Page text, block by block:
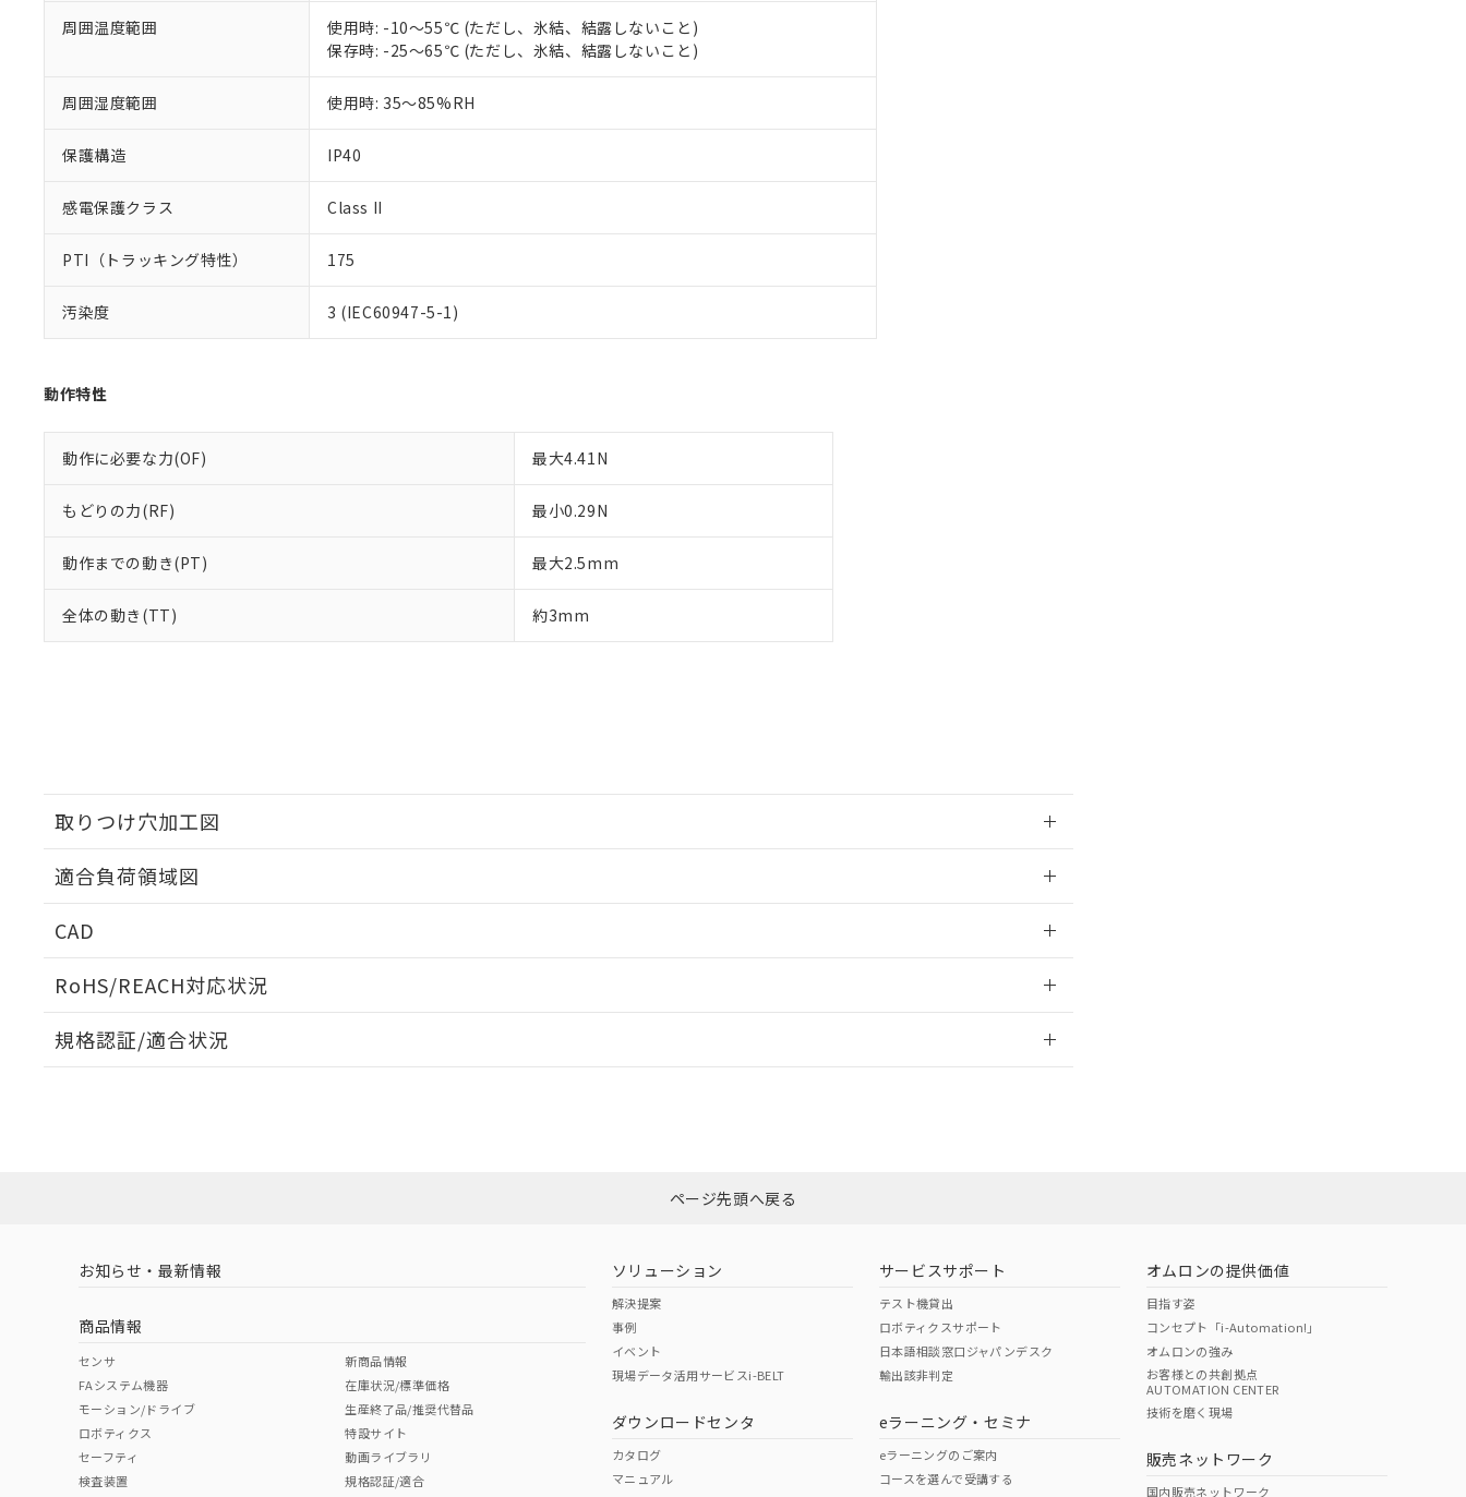
周囲温度範囲
使用時: -10～55℃ (ただし、氷結、結露しないこと)
保存時: -25～65℃ (ただし、氷結、結露しないこと)
周囲湿度範囲 使用時: 35～85%RH
保護構造 IP40
感電保護クラス Class II
PTI（トラッキング特性） 175
汚染度 3 (IEC60947-5-1)
動作特性
動作に必要な力(OF) 最大4.41N
もどりの力(RF) 最小0.29N
動作までの動き(PT) 最大2.5mm
全体の動き(TT) 約3mm
取りつけ穴加工図
適合負荷領域図
CAD
RoHS/REACH対応状況
EU RoHS 注意事項・凡例
ダウンロードはこちら
中国 RoHS 注意事項・凡例
中国 RoHS表
Pb Hg Cr(VI)
O O
規格認証/適合状況
（イギリス
（ノルウェー
（日本
（アメリカ
この製品の規格認証/適合状況ページへ
その他の認証はこちらのページからご検索ください
※本証明書は発行日時点で非含有を証明するもので、過去に遡って非含有を証明するものではありません。
また、RoHS指令のフタル酸エステル類４物質の対応では、対応完了までの期間は出荷製品に未対応品が
混在することから備考欄に対応日を記載しておりました。
既に当社にて対応品への在庫切替を完了していることから、特段のことがない限り、2022年1月12日よ
り割愛しております。
ページ先頭へ戻る
お知らせ・最新情報
商品情報
センサ
FAシステム機器
モーション/ドライブ
ロボティクス
セーフティ
検査装置
新商品情報
在庫状況/標準価格
生産終了品/推奨代替品
特設サイト
動画ライブラリ
規格認証/適合
ソリューション
解決提案
事例
イベント
現場データ活用サービスi-BELT
ダウンロードセンタ
カタログ
マニュアル
サービスサポート
テスト機貸出
ロボティクスサポート
日本語相談窓口ジャパンデスク
輸出該非判定
eラーニング・セミナ
eラーニングのご案内
コースを選んで受講する
オムロンの提供価値
目指す姿
コンセプト「i-Automation!」
オムロンの強み
お客様との共創拠点
AUTOMATION CENTER
技術を磨く現場
販売ネットワーク
国内販売ネットワーク